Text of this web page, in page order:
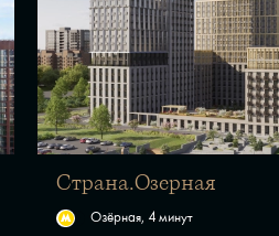
Страна.Озерная
Озёрная, 4 минут